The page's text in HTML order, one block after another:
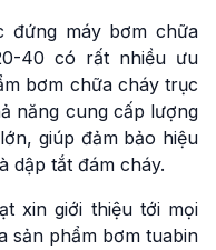
đứng máy bơm chữa
40 có rất nhiều ưu
bơm chữa cháy trục
năng cung cấp lượng
giúp đảm bảo hiệu
dập tắt đám cháy.
xin giới thiệu tới mọi
sản phẩm bơm tuabin